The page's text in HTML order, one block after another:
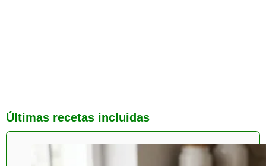
Últimas recetas incluidas